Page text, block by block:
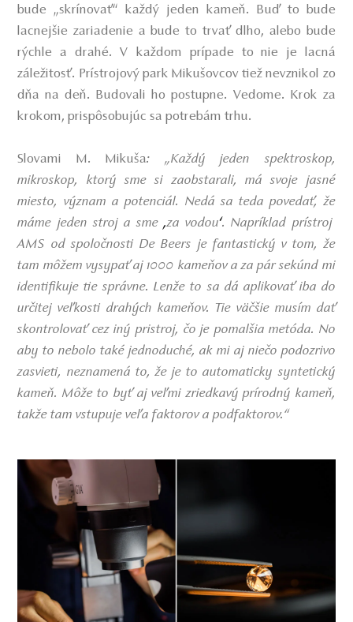
bude „skrínovať“ každý jeden kameň. Buď to bude
lacnejšie zariadenie a bude to trvať dlho, alebo bude
rýchle a drahé. V každom prípade to nie je lacná
záležitosť. Prístrojový park Mikušovcov tiež nevznikol zo
dňa na deň. Budovali ho postupne. Vedome. Krok za
krokom, prispôsobujúc sa potrebám trhu.
Slovami M. Mikuša: „Každý jeden spektroskop,
mikroskop, ktorý sme si zaobstarali, má svoje jasné
miesto, význam a potenciál. Nedá sa teda povedať, že
máme jeden stroj a sme,za vodou‘. Napríklad prístroj
AMS od spoločnosti De Beers je fantastický v tom, že
tam môžem vysypať aj 1000 kameňov a za pár sekúnd mi
identifikuje tie správne. Lenže to sa dá aplikovať iba do
určitej veľkosti drahých kameňov. Tie väčšie musím dať
skontrolovať cez iný pristroj, čo je pomalšia metóda. No
aby to nebolo také jednoduché, ak mi aj niečo podozrivo
zasvieti, neznamená to, že je to automaticky syntetický
kameň. Môže to byť aj veľmi zriedkavý prírodný kameň,
takže tam vstupuje veľa faktorov a podfaktorov.“